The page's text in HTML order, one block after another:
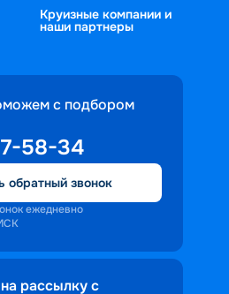
Круизные компании и
наши партнеры
с подбором
58-34
обратный звонок
ежедневно
рассылку с